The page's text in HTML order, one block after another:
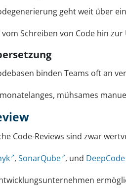
geht weit über
vom Schreiben von Code hin
binden Teams oft an
mühsames
Code-Reviews sind zwar
,SonarQube , und DeepCode